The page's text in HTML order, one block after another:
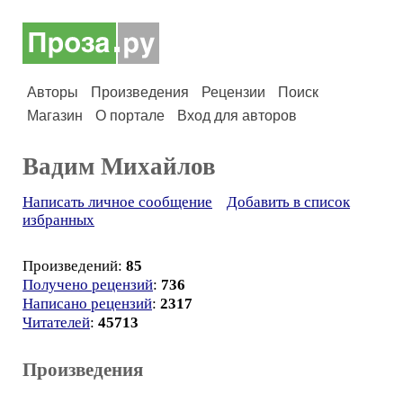
Авторы Произведения Рецензии
Поиск
Магазин
О портале Вход для авторов
Вадим Михайлов
Написать личное сообщение
Добавить в список
избранных
Произведений: 85
Получено рецензий: 736
Написано рецензий: 2317
Читателей: 45713
Произведения